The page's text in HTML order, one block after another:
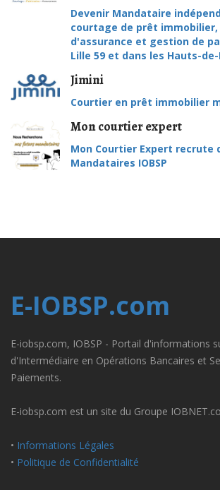
Devenir Mandataire
courtage de prêt
d'assurance et gestion de
Lille 59 et dans les Hauts-de-
Jimini
Courtier en prêt immobilier
Mon courtier expert
Mon Courtier Expert recrute
Mandataires IOBSP
E-IOBSP.com
E-iobsp.com, IOBSP - Portail d'informations
d'Intermédiaire en Opérations Bancaires et
Paiements.
E-iobsp.com est un site du Groupe
• Informations Légales
• Politique de Confidentialité